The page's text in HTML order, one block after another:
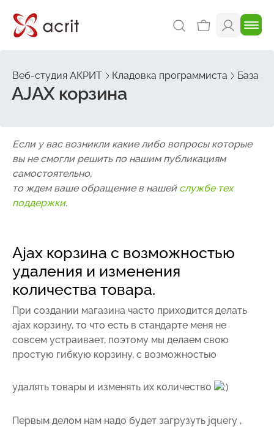
Веб-студия АКРИТ Кладовка программиста База
AJAX корзина
Если у вас возникли какие либо вопросы которые
вы не смогли решить по нашим публикациям
самостоятельно,
то ждем ваше обращение в нашей службе тех
поддержки.
Ajax корзина с возможностью
удаления и изменения
количества товара.
При создании магазина часто приходится делать
ajax корзину, то что есть в стандарте меня не
совсем устраивает, поэтому мы делаем свою
простую гибкую корзину, с возможностью
удалять товары и изменять их количество
Первым делом нам надо будет загрузуть jquery ,